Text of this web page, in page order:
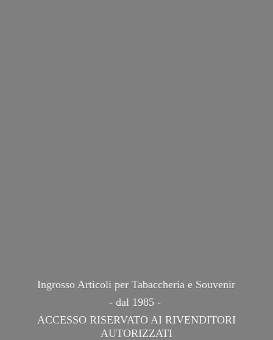
Ingrosso Articoli per Tabaccheria e Souvenir
- dal 1985 -
ACCESSO RISERVATO AI RIVENDITORI
AUTORIZZATI